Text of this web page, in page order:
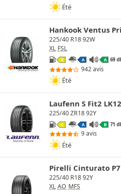
Été
Hankook Ventus
225/40 R18 92W
XL FSL
C A A 69
942 avis
Été
Laufenn S Fit2
225/40 ZR18 92Y
C A B 71
9 avis
Été
Pirelli Cinturato P7
225/40 R18 92Y
XL AO MFS